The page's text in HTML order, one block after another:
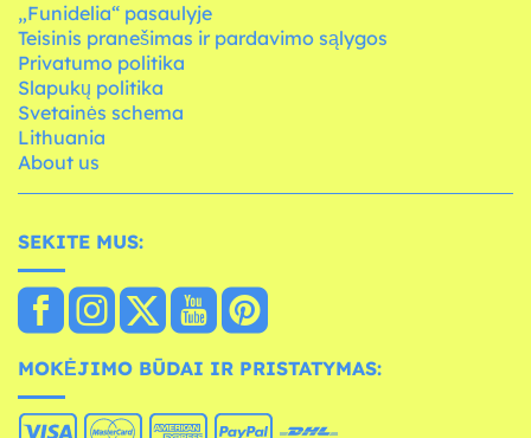
„Funidelia“ pasaulyje
Teisinis pranešimas ir pardavimo sąlygos
Privatumo politika
Slapukų politika
Svetainės schema
Lithuania
About us
SEKITE MUS:
MOKĖJIMO BŪDAI IR PRISTATYMAS: